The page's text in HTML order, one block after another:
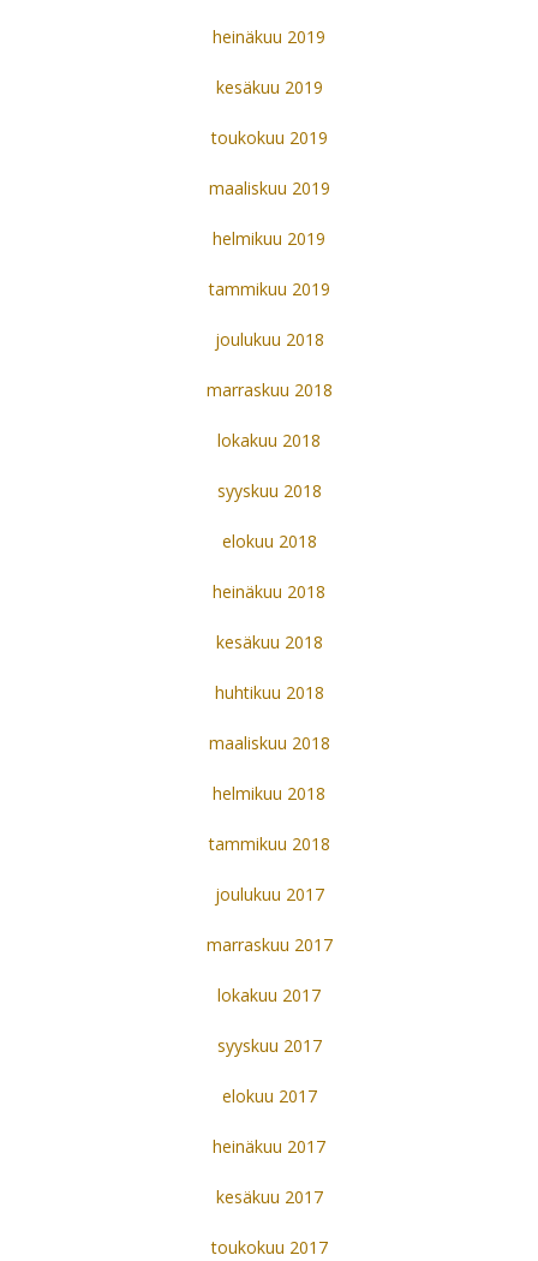
heinäkuu 2019
kesäkuu 2019
toukokuu 2019
maaliskuu 2019
helmikuu 2019
tammikuu 2019
joulukuu 2018
marraskuu 2018
lokakuu 2018
syyskuu 2018
elokuu 2018
heinäkuu 2018
kesäkuu 2018
huhtikuu 2018
maaliskuu 2018
helmikuu 2018
tammikuu 2018
joulukuu 2017
marraskuu 2017
lokakuu 2017
syyskuu 2017
elokuu 2017
heinäkuu 2017
kesäkuu 2017
toukokuu 2017